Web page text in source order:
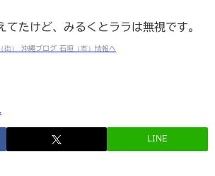
てたけど、みるくとララは無視です。
LINE